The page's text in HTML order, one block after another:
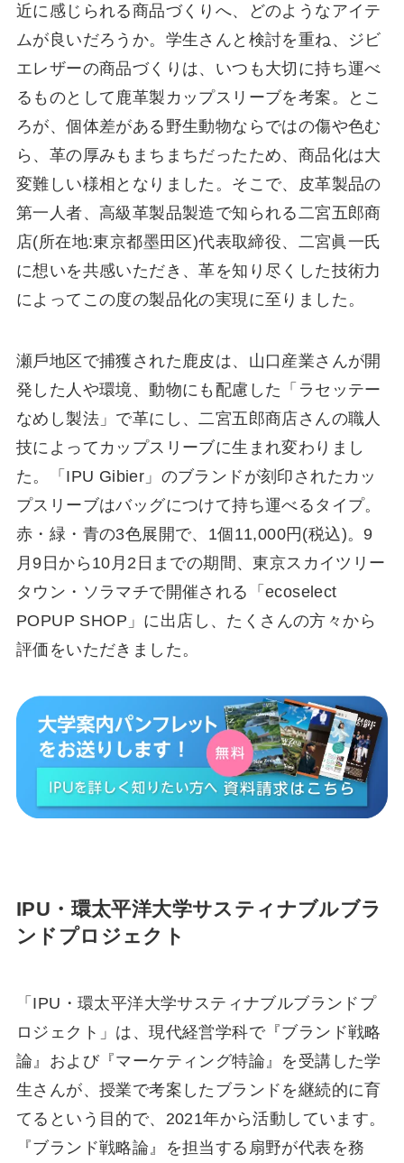
近に感じられる商品づくりへ、どのようなアイテ
ムが良いだろうか。学⽣さんと検討を重ね、ジビ
エレザーの商品づくりは、いつも⼤切に持ち運べ
るものとして⿅⾰製カップスリーブを考案。とこ
ろが、個体差がある野⽣動物ならではの傷や⾊む
ら、⾰の厚みもまちまちだったため、商品化は⼤
変難しい様相となりました。そこで、⽪⾰製品の
第⼀⼈者、⾼級⾰製品製造で知られる⼆宮五郎商
店(所在地:東京都墨⽥区)代表取締役、⼆宮眞⼀⽒
に想いを共感いただき、⾰を知り尽くした技術⼒
によってこの度の製品化の実現に⾄りました。
瀬⼾地区で捕獲された⿅⽪は、⼭⼝産業さんが開
発した⼈や環境、動物にも配慮した「ラセッテー
なめし製法」で⾰にし、⼆宮五郎商店さんの職⼈
技によってカップスリーブに⽣まれ変わりまし
た。「IPU Gibier」のブランドが刻印されたカッ
プスリーブはバッグにつけて持ち運べるタイプ。
⾚・緑・⻘の3⾊展開で、1個11,000円(税込)。9
⽉9⽇から10⽉2⽇までの期間、東京スカイツリー
タウン・ソラマチで開催される「ecoselect
POPUP SHOP」に出店し、たくさんの⽅々から
評価をいただきました。
IPU・環太平洋⼤学サスティナブルブラ
ンドプロジェクト
「IPU・環太平洋⼤学サスティナブルブランドプ
ロジェクト」は、現代経営学科で『ブランド戦略
論』および『マーケティング特論』を受講した学
⽣さんが、授業で考案したブランドを継続的に育
てるという⽬的で、2021年から活動しています。
『ブランド戦略論』を担当する扇野が代表を務